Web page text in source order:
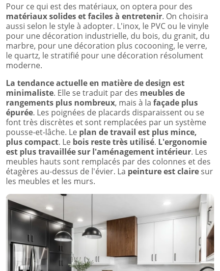
Pour ce qui est des matériaux, on optera pour des
matériaux solides et faciles à entretenir. On choisira
aussi selon le style à adopter. L'inox, le PVC ou le vinyle
pour une décoration industrielle, du bois, du granit, du
marbre, pour une décoration plus cocooning, le verre,
le quartz, le stratifié pour une décoration résolument
moderne.
La tendance actuelle en matière de design est
minimaliste. Elle se traduit par des meubles de
rangements plus nombreux, mais à la façade plus
épurée. Les poignées de placards disparaissent ou se
font très discrètes et sont remplacées par un système
pousse-et-lâche. Le plan de travail est plus mince,
plus compact. Le bois reste très utilisé. L'ergonomie
est plus travaillée sur l'aménagement intérieur. Les
meubles hauts sont remplacés par des colonnes et des
étagères au-dessus de l'évier. La peinture est claire sur
les meubles et les murs.